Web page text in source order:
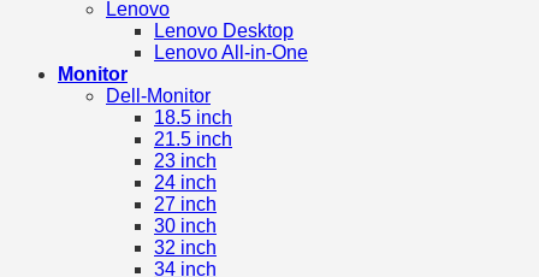
Lenovo
Lenovo Desktop
Lenovo All-in-One
Monitor
Dell-Monitor
18.5 inch
21.5 inch
23 inch
24 inch
27 inch
30 inch
32 inch
34 inch